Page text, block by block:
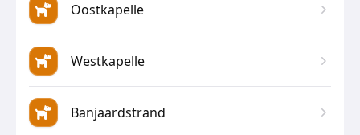
Oostkapelle
Westkapelle
Banjaardstrand